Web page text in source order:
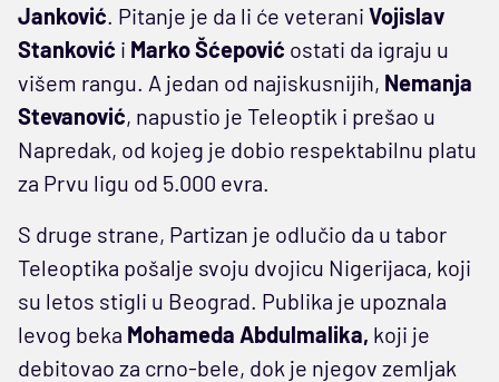
Janković. Pitanje je da li će veterani Vojislav
Stanković i Marko Šćepović ostati da igraju u
višem rangu. A jedan od najiskusnijih, Nemanja
Stevanović, napustio je Teleoptik i prešao u
Napredak, od kojeg je dobio respektabilnu platu
za Prvu ligu od 5.000 evra.
S druge strane, Partizan je odlučio da u tabor
Teleoptika pošalje svoju dvojicu Nigerijaca, koji
su letos stigli u Beograd. Publika je upoznala
levog beka Mohameda Abdulmalika, koji je
debitovao za crno-bele, dok je njegov zemljak